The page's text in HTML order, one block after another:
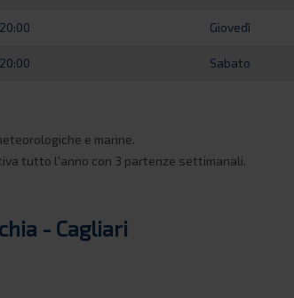
20:00 Giovedì
20:00 Sabato
e marine.
tutto l'anno con 3 partenze settimanali.
- Cagliari